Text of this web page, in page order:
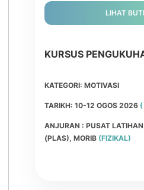
LIHAT
KURSUS
KATEGORI: MOTIVASI
TARIKH: 10-12 OGOS 2026
ANJURAN : PUSAT
(PLAS), MORIB (FIZIKAL)